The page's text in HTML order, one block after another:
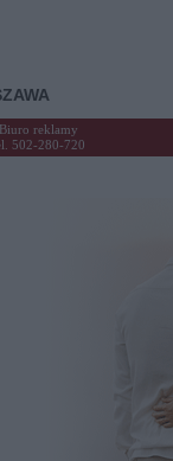
Biuro reklamy
502-280-720